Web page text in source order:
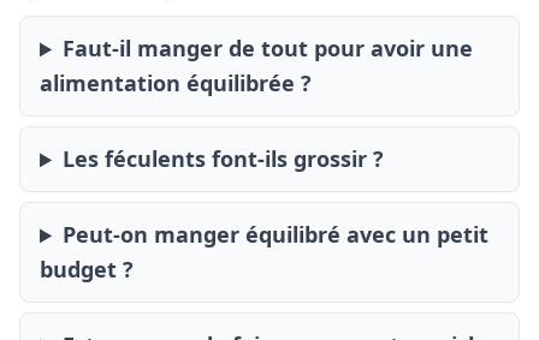
Faut-il manger de tout pour avoir une
alimentation équilibrée ?
Les féculents font-ils grossir ?
Peut-on manger équilibré avec un petit
budget ?